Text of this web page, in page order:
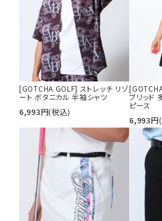
[GOTCHA GOLF] ストレッチ リゾ
ート ボタニカル 半袖シャツ
6,993円(税込)
ブリッド
ピース
6,993円